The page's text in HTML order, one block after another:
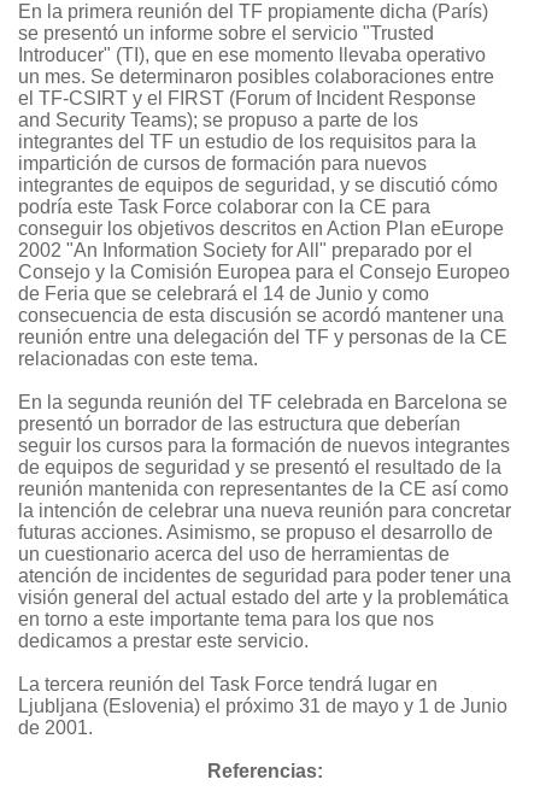
En la primera reunión del TF propiamente dicha (París)
se presentó un informe sobre el servicio "Trusted
Introducer" (TI), que en ese momento llevaba operativo
un mes. Se determinaron posibles colaboraciones entre
el TF-CSIRT y el FIRST (Forum of Incident Response
and Security Teams); se propuso a parte de los
integrantes del TF un estudio de los requisitos para la
impartición de cursos de formación para nuevos
integrantes de equipos de seguridad, y se discutió cómo
podría este Task Force colaborar con la CE para
conseguir los objetivos descritos en Action Plan eEurope
2002 "An Information Society for All" preparado por el
Consejo y la Comisión Europea para el Consejo Europeo
de Feria que se celebrará el 14 de Junio y como
consecuencia de esta discusión se acordó mantener una
reunión entre una delegación del TF y personas de la CE
relacionadas con este tema.
En la segunda reunión del TF celebrada en Barcelona se
presentó un borrador de las estructura que deberían
seguir los cursos para la formación de nuevos integrantes
de equipos de seguridad y se presentó el resultado de la
reunión mantenida con representantes de la CE así como
la intención de celebrar una nueva reunión para concretar
futuras acciones. Asimismo, se propuso el desarrollo de
un cuestionario acerca del uso de herramientas de
atención de incidentes de seguridad para poder tener una
visión general del actual estado del arte y la problemática
en torno a este importante tema para los que nos
dedicamos a prestar este servicio.
La tercera reunión del Task Force tendrá lugar en
Ljubljana (Eslovenia) el próximo 31 de mayo y 1 de Junio
de 2001.
Referencias: